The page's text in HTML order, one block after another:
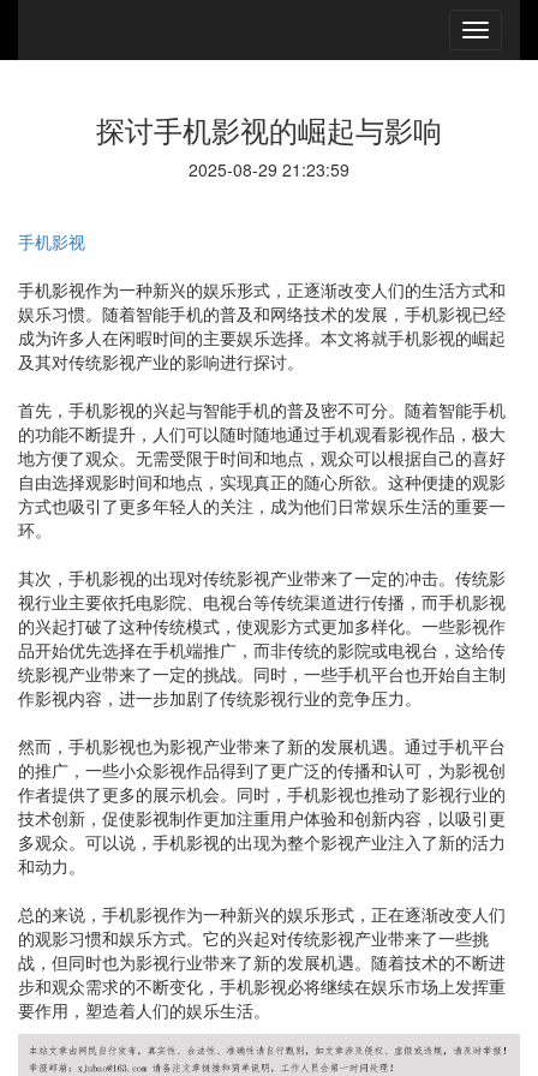
探讨手机影视的崛起与影响
2025-08-29 21:23:59
手机影视
手机影视作为一种新兴的娱乐形式，正逐渐改变人们的生活方式和
娱乐习惯。随着智能手机的普及和网络技术的发展，手机影视已经
成为许多人在闲暇时间的主要娱乐选择。本文将就手机影视的崛起
及其对传统影视产业的影响进行探讨。
首先，手机影视的兴起与智能手机的普及密不可分。随着智能手机
的功能不断提升，人们可以随时随地通过手机观看影视作品，极大
地方便了观众。无需受限于时间和地点，观众可以根据自己的喜好
自由选择观影时间和地点，实现真正的随心所欲。这种便捷的观影
方式也吸引了更多年轻人的关注，成为他们日常娱乐生活的重要一
环。
其次，手机影视的出现对传统影视产业带来了一定的冲击。传统影
视行业主要依托电影院、电视台等传统渠道进行传播，而手机影视
的兴起打破了这种传统模式，使观影方式更加多样化。一些影视作
品开始优先选择在手机端推广，而非传统的影院或电视台，这给传
统影视产业带来了一定的挑战。同时，一些手机平台也开始自主制
作影视内容，进一步加剧了传统影视行业的竞争压力。
然而，手机影视也为影视产业带来了新的发展机遇。通过手机平台
的推广，一些小众影视作品得到了更广泛的传播和认可，为影视创
作者提供了更多的展示机会。同时，手机影视也推动了影视行业的
技术创新，促使影视制作更加注重用户体验和创新内容，以吸引更
多观众。可以说，手机影视的出现为整个影视产业注入了新的活力
和动力。
总的来说，手机影视作为一种新兴的娱乐形式，正在逐渐改变人们
的观影习惯和娱乐方式。它的兴起对传统影视产业带来了一些挑
战，但同时也为影视行业带来了新的发展机遇。随着技术的不断进
步和观众需求的不断变化，手机影视必将继续在娱乐市场上发挥重
要作用，塑造着人们的娱乐生活。